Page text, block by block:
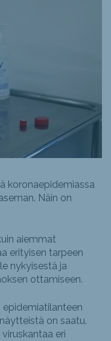
koronaepidemiassa
Näin on
aiemmat
erityisen tarpeen
nykyisestä ja
ottamiseen.
epidemiatilanteen
on saatu.
eri